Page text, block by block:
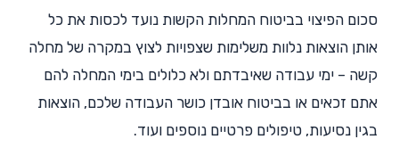
סכום הפיצוי בביטוח המחלות הקשות נועד לכסות את כל
אותן הוצאות נלוות משלימות שצפויות לצוץ במקרה של מחלה
קשה – ימי עבודה שאיבדתם ולא כלולים בימי המחלה להם
אתם זכאים או בביטוח אובדן כושר העבודה שלכם, הוצאות
בגין נסיעות, טיפולים פרטיים נוספים ועוד.